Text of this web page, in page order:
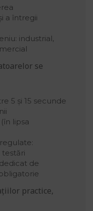
a întregii
industrial,
se
5 și 15 secunde
lipsa
de
practice,